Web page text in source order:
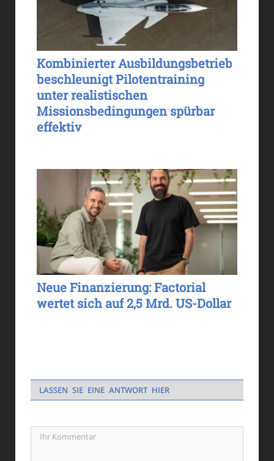
Kombinierter Ausbildungsbetrieb
beschleunigt Pilotentraining
unter realistischen
Missionsbedingungen spürbar
effektiv
Neue Finanzierung: Factorial
wertet sich auf 2,5 Mrd. US-Dollar
LASSEN SIE EINE ANTWORT HIER